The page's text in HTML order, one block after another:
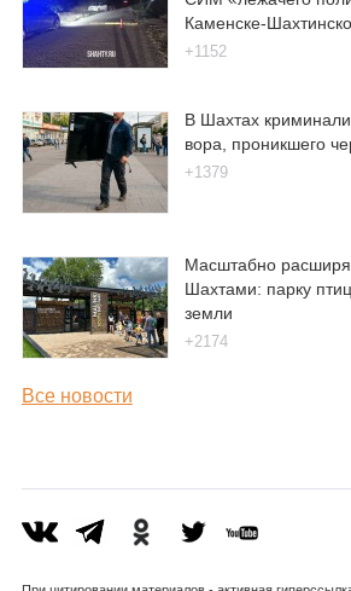
Каменске-
+1152
В Шахтах
вора, проникшего
+1379
Масштабно
Шахтами: парку
земли
+2174
Все новости